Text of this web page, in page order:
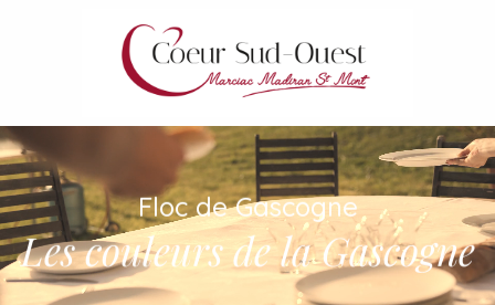
Floc de Gascogne
Les couleurs de la Gascogne